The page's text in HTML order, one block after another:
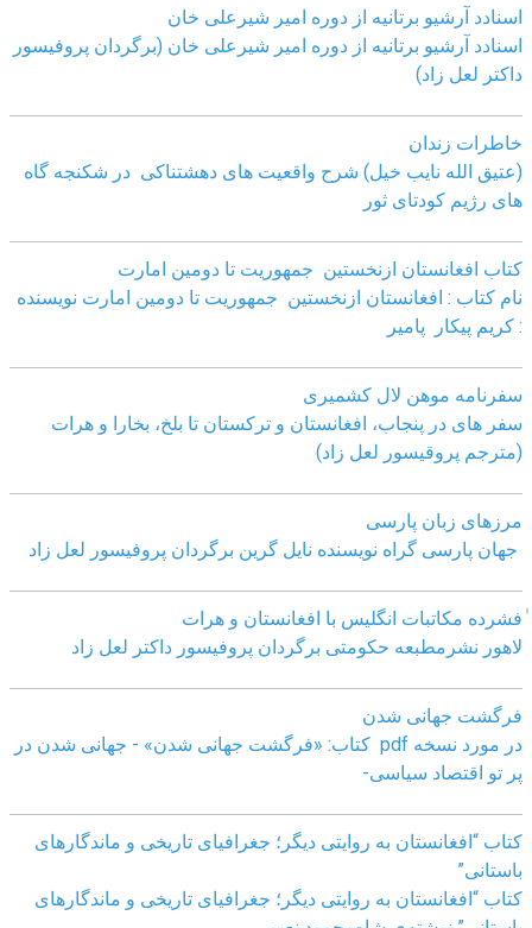
اسنادد آرشیو برتانیه از دوره امیر شیرعلی خان
اسنادد آرشیو برتانیه از دوره امیر شیرعلی خان (برگردان پروفیسور
داکتر لعل زاد)
خاطرات زندان
(عتیق الله نایب خیل) شرح واقعیت های دهشتناکی در شکنجه گاه
های رژیم کودتای ثور
کتاب افغانستان ازنخستین جمهوریت تا دومین امارت
نام کتاب : افغانستان ازنخستین جمهوریت تا دومین امارت نویسنده
: کریم پیکار پامیر
سفرنامه موهن لال کشمیری
سفر های در پنجاب، افغانستان و ترکستان تا بلخ، بخارا و هرات
(مترجم پروقیسور لعل زاد)
مرزهای زبان پارسی
جهان پارسی گراه نویسنده نایل گرین برگردان پروفیسور لعل زاد
ٰفشرده مکاتبات انگلیس با افغانستان و هرات
لاهور نشرمطبعه حکومتی برگردان پروفیسور داکتر لعل زاد
فرگشت جهانی شدن
در مورد نسخه pdf کتاب: «فرگشت جهانی شدن» - جهانی شدن در
پر تو اقتصاد سیاسی-
کتاب “افغانستان به روایتی دیگر؛ جغرافیای تاریخی و ماندگارهای
باستانی”
کتاب “افغانستان به روایتی دیگر؛ جغرافیای تاریخی و ماندگارهای